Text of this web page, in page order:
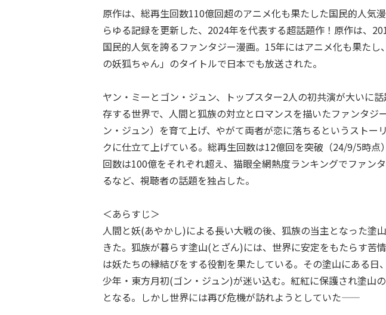
原作は、総再生回数110億回超のアニメ化も果たした国民的人気
らゆる記録を更新した、2024年を代表する超話題作！原作は、
国民的人気を誇るファンタジー漫画。15年にはアニメ化も果た
の妖狐ちゃん」のタイトルで日本でも放送された。
ヤン・ミーとゴン・ジュン、トップスター2人の初共演が大いに
存する世界で、人間と狐族の対立とロマンスを描いたファンタ
ン・ジュン）を育て上げ、やがて両者が恋に落ちるというスト
クに仕立て上げている。総再生回数は12億回を突破（24/9/5時
回数は100億をそれぞれ超え、猫眼全網熱度ランキングでファン
るなど、視聴者の話題を独占した。
＜あらすじ＞
人間と妖(あやかし)による長い大戦の後、狐族の当主となった塗
きた。狐族が暮らす塗山(とざん)には、世界に安定をもたらす
は妖たちの縁結びをする役割を果たしている。その塗山にある
少年・東方月初(ゴン・ジュン)が迷い込む。紅紅に保護され塗山
となる。しかし世界には再び危機が訪れようとしていた――